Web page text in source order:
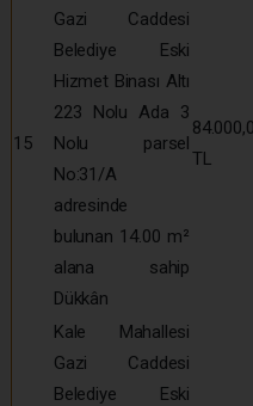
15
Gazi Caddesi
Belediye Eski
Hizmet Binası Altı
223 Nolu Ada 3
Nolu parsel
No:31/A
adresinde
bulunan 14.00 m²
alana sahip
Dükkân
TL
Kale Mahallesi
Gazi Caddesi
Belediye Eski